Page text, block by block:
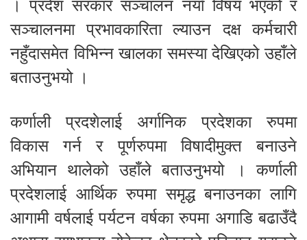
। प्रदेश सरकार सञ्चालन नयाँ विषय भएको र
सञ्चालनमा प्रभावकारिता ल्याउन दक्ष कर्मचारी
नहुँदासमेत विभिन्न खालका समस्या देखिएको उहाँले
बताउनुभयो ।
कर्णाली प्रदशेलाई अर्गानिक प्रदेशका रुपमा
विकास गर्न र पूर्णरुपमा विषादीमुक्त बनाउने
अभियान थालेको उहाँले बताउनुभयो । कर्णाली
प्रदेशलाई आर्थिक रुपमा समृद्ध बनाउनका लागि
आगामी वर्षलाई पर्यटन वर्षका रुपमा अगाडि बढाउँदै